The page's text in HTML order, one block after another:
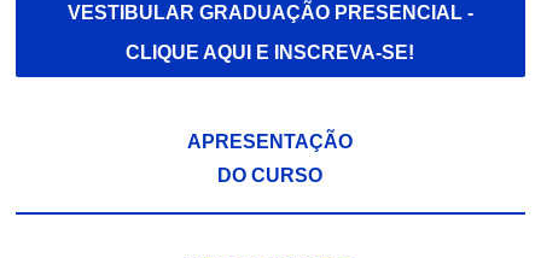
VESTIBULAR GRADUAÇÃO PRESENCIAL -
CLIQUE AQUI E INSCREVA-SE!
APRESENTAÇÃO
DO CURSO